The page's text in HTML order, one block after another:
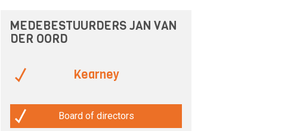
MEDEBESTUURDERS JAN VAN
DER OORD
Kearney
Board of directors